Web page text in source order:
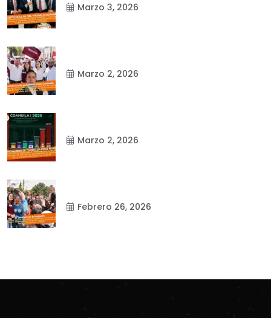
Marzo 3, 2026
Marzo 2, 2026
Marzo 2, 2026
Febrero 26, 2026